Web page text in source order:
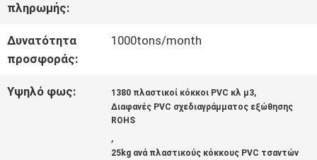
ΖΗΤΉΣΤΕ
ΜΙΑ
πληρωμής:
Δυνατότητα
προσφοράς:
1000tons/month
Υψηλό φως: 1380 πλαστικοί κόκκοι PVC κλ μ3,
Διαφανές PVC σχεδιαγράμματος εξώθησης
ROHS
,
25kg ανά πλαστικούς κόκκους PVC τσαντών